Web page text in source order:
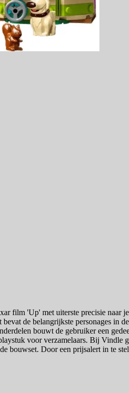
film 'Up' met uiterste precisie
de belangrijkste personages
bouwt de gebruiker een
voor verzamelaars. Bij
bouwset. Door een prijsalert in te